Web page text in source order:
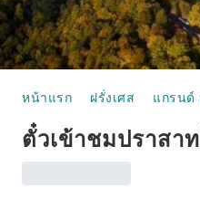
หน้าแรก ฝรั่งเศส แกรนด์
ตั๋วเข้าชมปราสา